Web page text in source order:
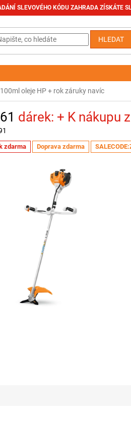
SLEVOVÉHO KÓDU ZAHRADA ZÍSKÁTE
HLEDAT
oleje HP + rok záruky navíc
+ K nákupu
zdarma Doprava zdarma